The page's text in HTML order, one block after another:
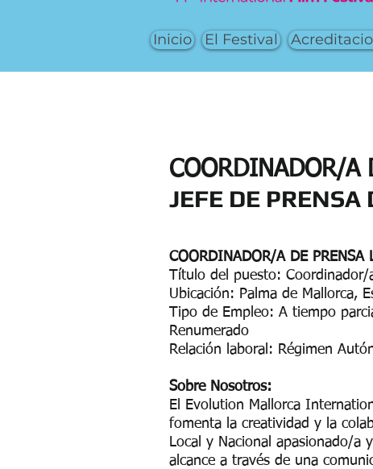
Inicio El Festival
COORDINADOR/A
JEFE DE
COORDINADOR/A DE PRENSA
Título del puesto: Coordinador/
Ubicación: Palma de Mallorca,
Tipo de Empleo: A tiempo
Renumerado
Relación laboral: Régimen
Sobre Nosotros:
El Evolution Mallorca
fomenta la creatividad y la
Local y Nacional apasionado/a
alcance a través de una